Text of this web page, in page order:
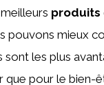
produits
pouvons mieux
les plus
que pour le bien-